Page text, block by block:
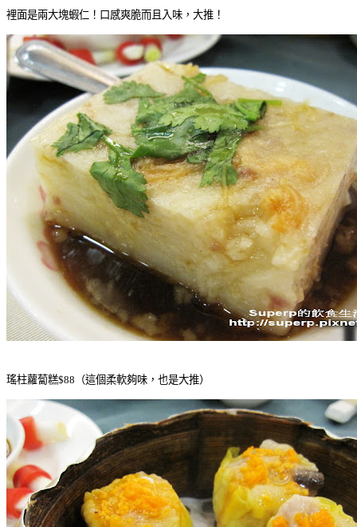
裡面是兩大塊蝦仁！口感爽脆而且入味，大推！
瑤柱蘿蔔糕$88（這個柔軟夠味，也是大推）